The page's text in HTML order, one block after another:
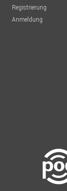
Registrierung
Anmeldung